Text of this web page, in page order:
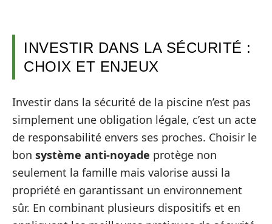
INVESTIR DANS LA SÉCURITÉ :
CHOIX ET ENJEUX
Investir dans la sécurité de la piscine n’est pas
simplement une obligation légale, c’est un acte
de responsabilité envers ses proches. Choisir le
bon système anti-noyade protège non
seulement la famille mais valorise aussi la
propriété en garantissant un environnement
sûr. En combinant plusieurs dispositifs et en